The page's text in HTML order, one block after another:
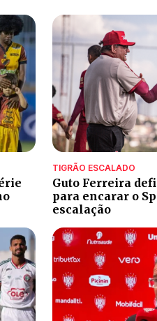
TIGRÃO ESCALADO
Guto Ferreira
para encarar o
escalação